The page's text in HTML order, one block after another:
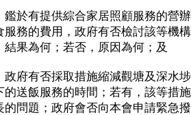
鑑於有提供綜合家居照顧服務的營
服務的費用，政府有否檢討該等機
結果為何；若否，原因為何；及
政府有否採取措施縮減觀塘及深水
的送飯服務的時間；若有，該等措
的問題；政府會否向本會申請緊急